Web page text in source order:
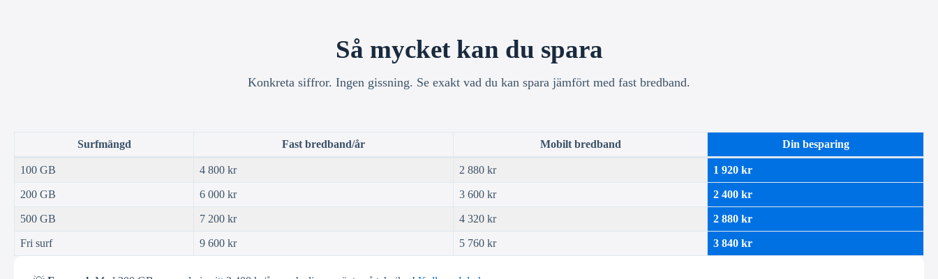
Så mycket kan du spara
Konkreta siffror. Ingen gissning. Se exakt vad du kan spara jämfört med fast bredband.
Surfmängd Fast bredband/år Mobilt bredband Din besparing
100 GB 4 800 kr 2 880 kr 1 920 kr
200 GB 6 000 kr 3 600 kr 2 400 kr
500 GB 7 200 kr 4 320 kr 2 880 kr
Fri surf 9 600 kr 5 760 kr 3 840 kr